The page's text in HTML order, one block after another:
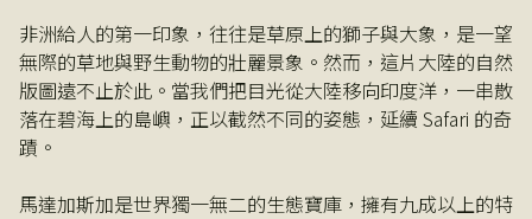
非洲給人的第一印象，往往是草原上的獅子與大象，是一望
無際的草地與野生動物的壯麗景象。然而，這片大陸的自然
版圖遠不止於此。當我們把目光從大陸移向印度洋，一串散
落在碧海上的島嶼，正以截然不同的姿態，延續 Safari 的奇
蹟。
馬達加斯加是世界獨一無二的生態寶庫，擁有九成以上的特